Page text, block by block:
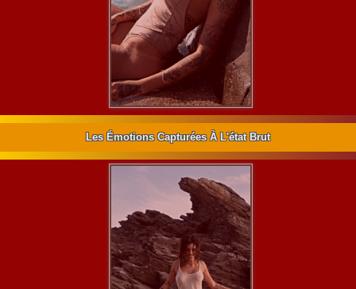
Les Émotions Capturées À L'état Brut